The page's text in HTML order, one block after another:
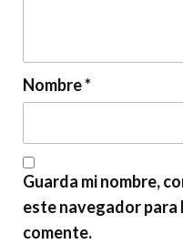
Nombre*
Guarda mi nombre,
este navegador para
comente.